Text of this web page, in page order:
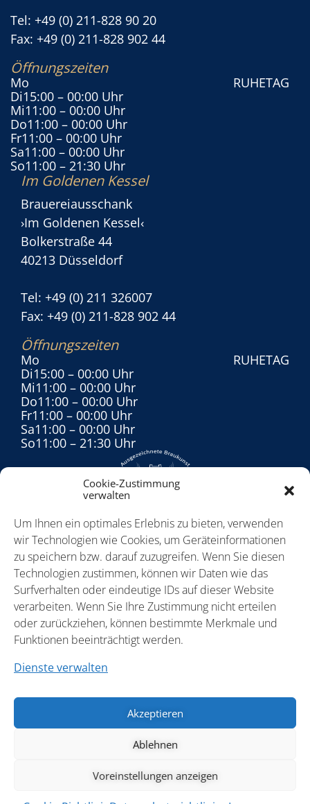
Cookie-Zustimmung
verwalten
Um Ihnen ein optimales Erlebnis zu bieten, verwenden
wir Technologien wie Cookies, um Geräteinformationen
zu speichern bzw. darauf zuzugreifen. Wenn Sie diesen
Technologien zustimmen, können wir Daten wie das
Surfverhalten oder eindeutige IDs auf dieser Website
verarbeiten. Wenn Sie Ihre Zustimmung nicht erteilen
oder zurückziehen, können bestimmte Merkmale und
Funktionen beeinträchtigt werden.
Dienste verwalten
Akzeptieren
Ablehnen
Voreinstellungen anzeigen
Tel: +49 (0) 211-828 90 20
Fax: +49 (0) 211-828 902 44
Öffnungszeiten
Mo
RUHETAG
Di15:00 – 00:00 Uhr
Mi11:00 – 00:00 Uhr
Do11:00 – 00:00 Uhr
Fr11:00 – 00:00 Uhr
Sa11:00 – 00:00 Uhr
So11:00 – 21:30 Uhr
info@brauerei-schumacher.de
Im Goldenen Kessel
Brauereiausschank
›Im Goldenen Kessel‹
Bolkerstraße 44
40213 Düsseldorf
Tel: +49 (0) 211 326007
Fax: +49 (0) 211-828 902 44
Öffnungszeiten
Mo
RUHETAG
Di15:00 – 00:00 Uhr
Mi11:00 – 00:00 Uhr
Do11:00 – 00:00 Uhr
Fr11:00 – 00:00 Uhr
Sa11:00 – 00:00 Uhr
So11:00 – 21:30 Uhr
Impressum
Cookies
Logo-Download
2024 © Brauerei Ferd. Schumacher GmbH & Co. KG